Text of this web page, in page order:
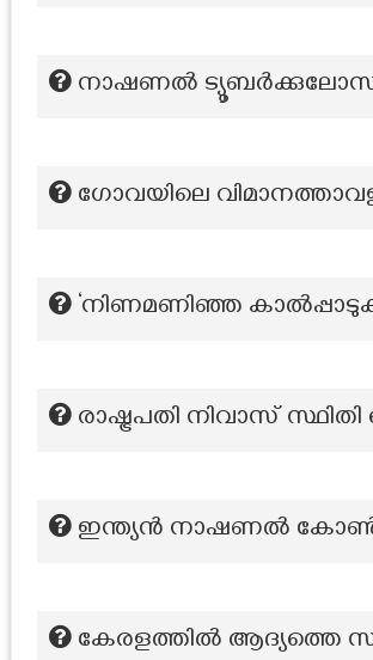
നാഷണൽ ട്യൂബർക്കുലോസിസ്
ഗോവയിലെ
‘നിണമണിഞ്ഞ
രാഷ്ട്രപതി നിവാസ്
ഇന്ത്യൻ നാഷണൽ
കേരളത്തിൽ ആദ്യത്തെ